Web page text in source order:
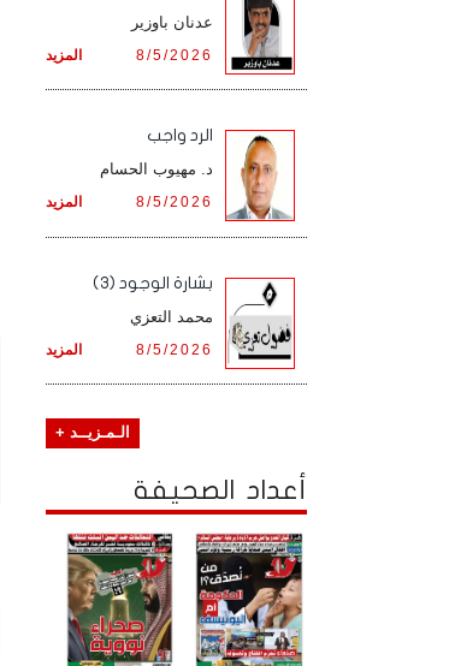
عدنان باوزير
المزيد 8/5/2026
الرد واجب
د. مهيوب الحسام
المزيد 8/5/2026
بشارة الوجود (3)
محمد التعزي
المزيد 8/5/2026
الـمـزيــد +
أعداد الصحيفة